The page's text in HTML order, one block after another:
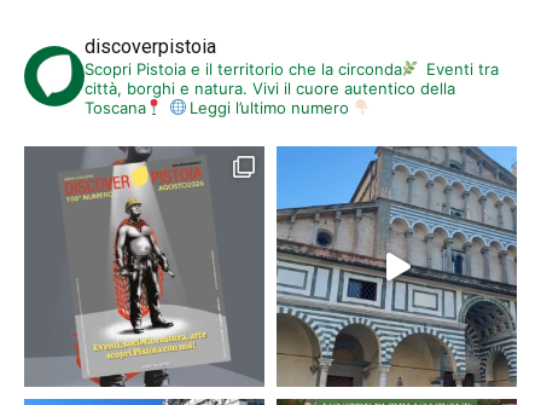
discoverpistoia
Scopri Pistoia e il territorio che la circonda
Eventi tra
città, borghi e natura. Vivi il cuore autentico della
Toscana
Leggi l’ultimo numero